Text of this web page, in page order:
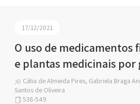
17/12/2021
O uso de medicamentos
e plantas medicinais por
Cátia de Almeida Pires, Gabriela Braga
Santos de Oliveira
538-549